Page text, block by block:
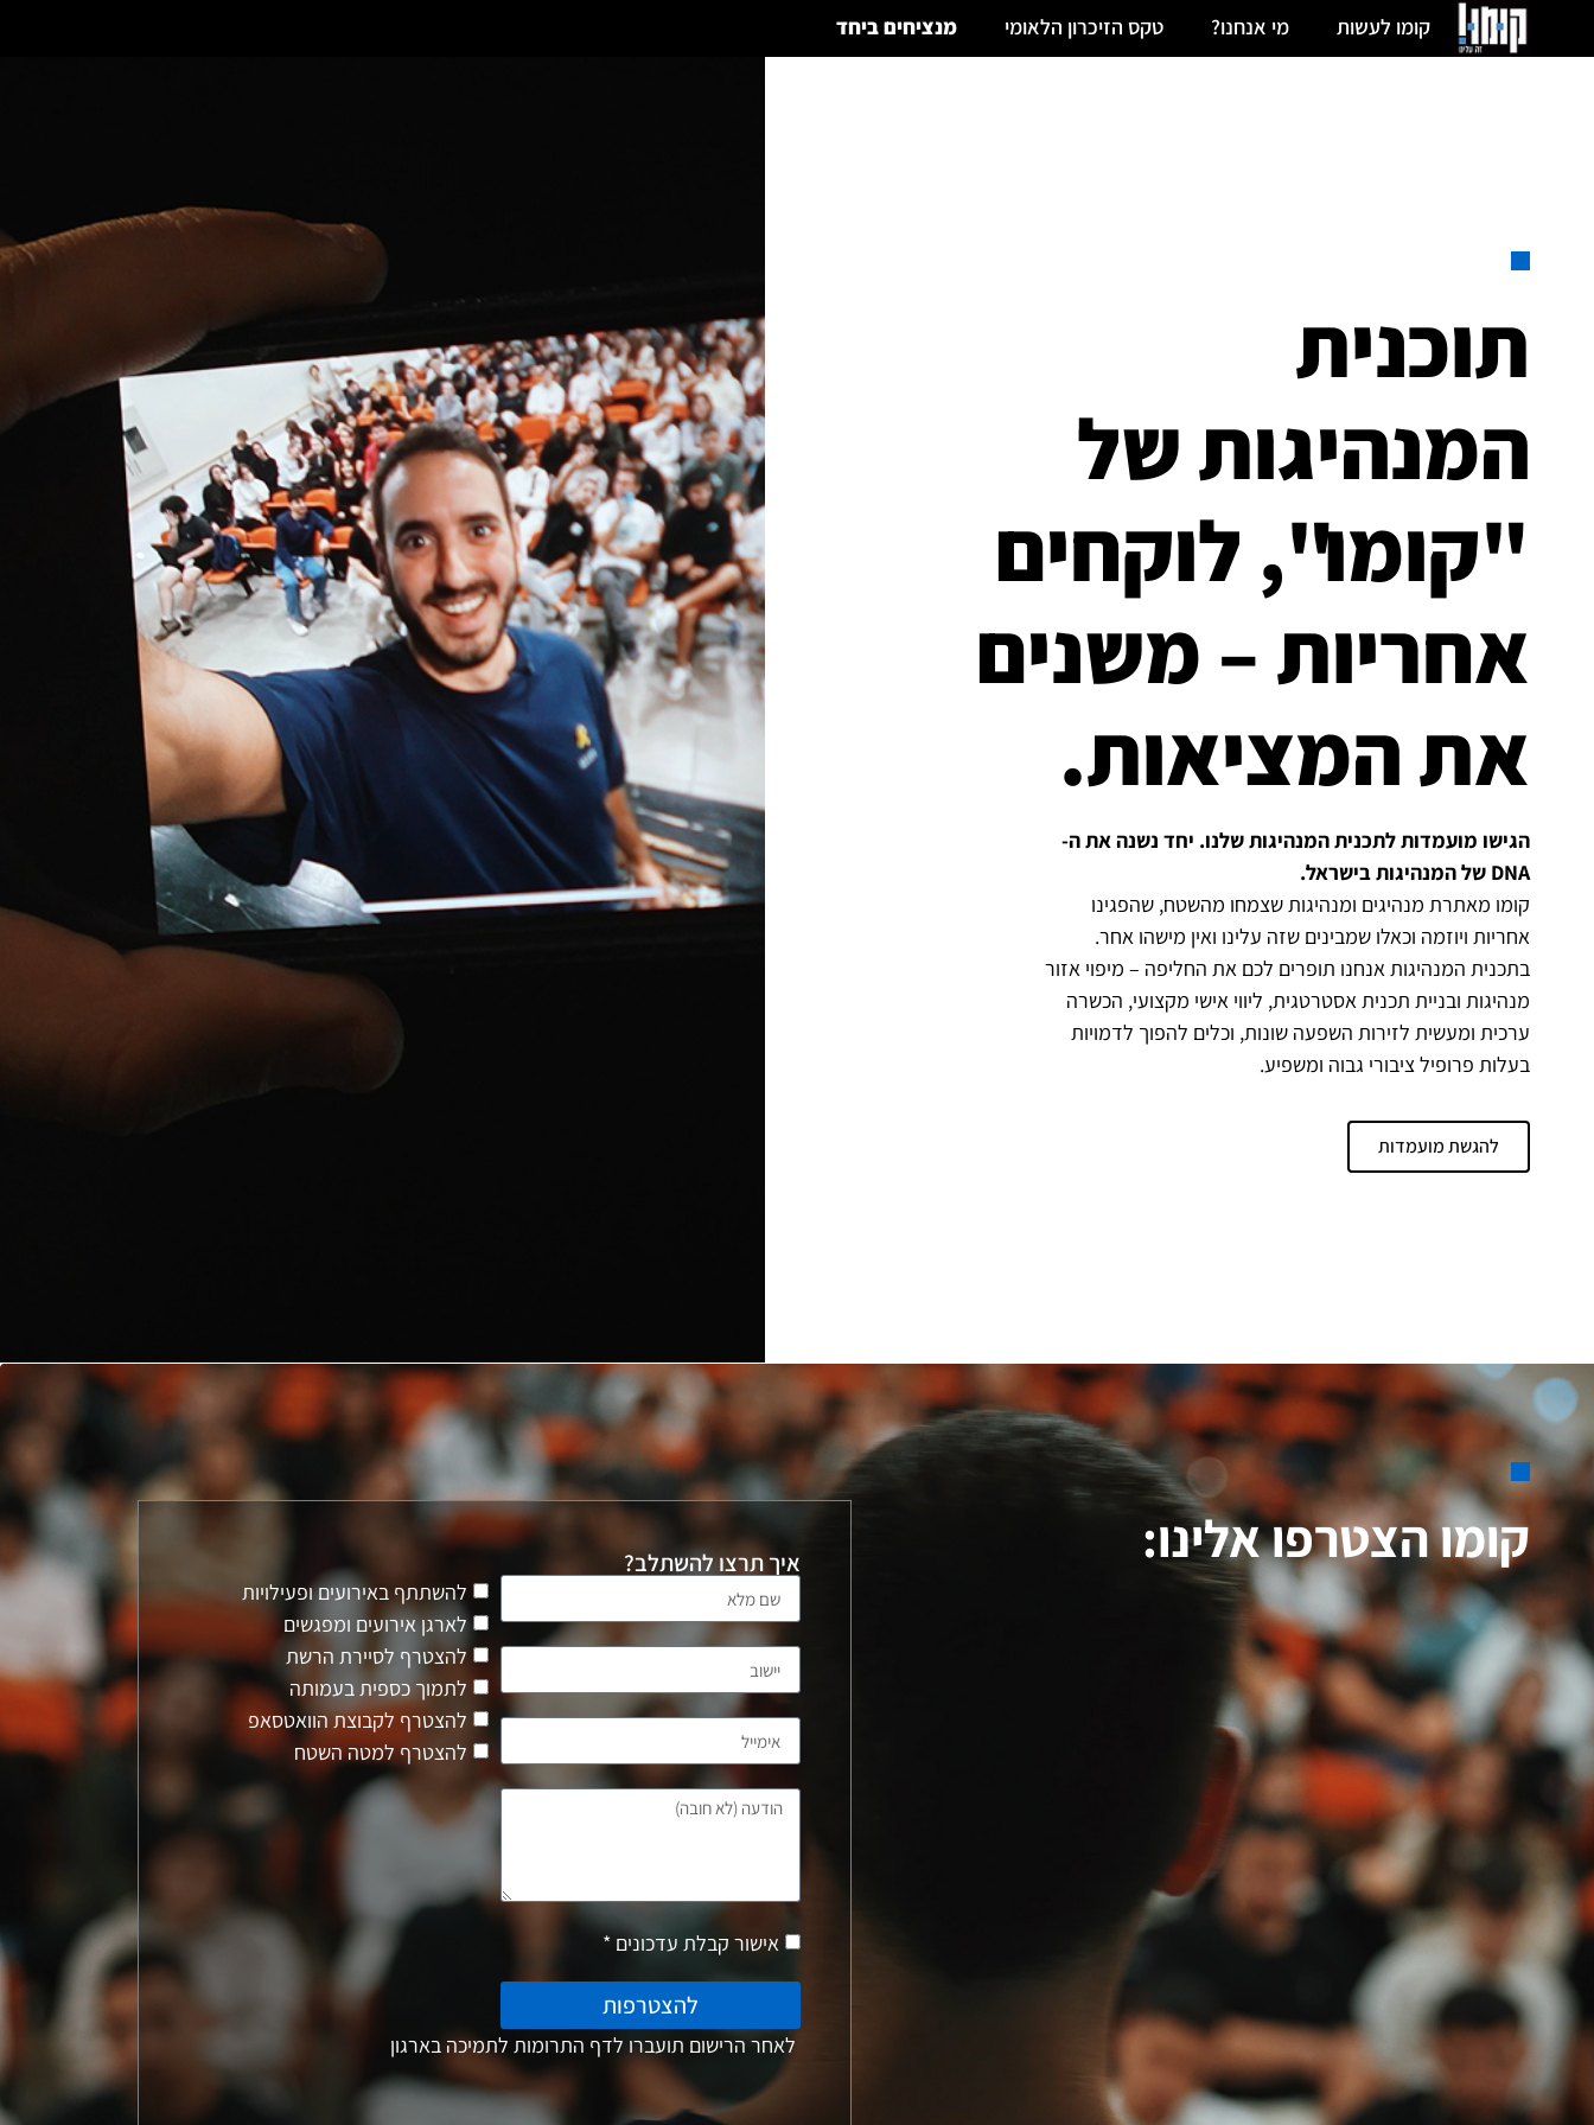
קומו לעשות מי אנחנו? טקס הזיכרון הלאומי מנציחים ביחד
תוכנית
המנהיגות של
"קומו", לוקחים
אחריות – משנים
את המציאות.
הגישו מועמדות לתכנית המנהיגות שלנו. יחד נשנה את ה-
DNA של המנהיגות בישראל.
קומו מאתרת מנהיגים ומנהיגות שצמחו מהשטח, שהפגינו
אחריות ויוזמה וכאלו שמבינים שזה עלינו ואין מישהו אחר.
בתכנית המנהיגות אנחנו תופרים לכם את החליפה – מיפוי אזור
מנהיגות ובניית תכנית אסטרטגית, ליווי אישי מקצועי, הכשרה
ערכית ומעשית לזירות השפעה שונות, וכלים להפוך לדמויות
בעלות פרופיל ציבורי גבוה ומשפיע.
להגשת מועמדות
קומו הצטרפו אלינו: איך תרצו להשתלב?
אישור קבלת עדכונים *
להשתתף באירועים ופעילויות
לארגן אירועים ומפגשים
להצטרף לסיירת הרשת
לתמוך כספית בעמותה
להצטרף לקבוצת הוואטסאפ
להצטרף למטה השטח
להצטרפות
לאחר הרישום תועברו לדף התרומות לתמיכה בארגון